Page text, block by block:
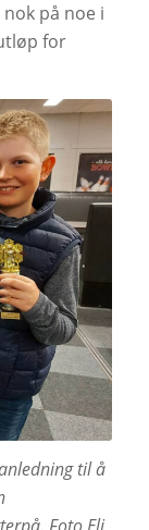
på noe i
for
anledning til å